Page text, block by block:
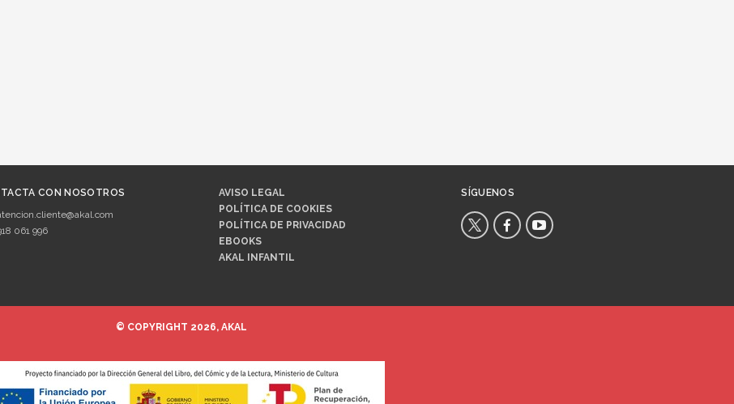
CON NOSOTROS
061 996
AVISO LEGAL
POLÍTICA DE COOKIES
POLÍTICA DE PRIVACIDAD
EBOOKS
AKAL INFANTIL
SÍGUENOS
© COPYRIGHT 2026, AKAL